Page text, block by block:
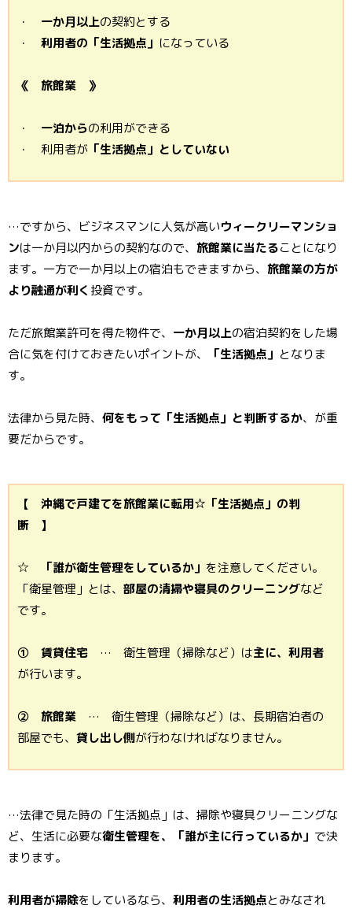
・ 一か月以上の契約とする
・ 利用者の「生活拠点」 になっている
《 旅館業 》
・ 一泊からの利用ができる
・ 利用者が 「生活拠点」としていない
…ですから、ビジネスマンに人気が高いウィークリーマンショ
ンは一か月以内からの契約なので、 旅館業に当たることになり
ます。一方で一か月以上の宿泊もできますから、 旅館業の方が
より融通が利く 投資です。
ただ旅館業許可を得た物件で、 一か月以上の宿泊契約をした場
合に気を付けておきたいポイントが、
「生活拠点」 となりま
す。
法律から見た時、 何をもって「生活拠点」と判断するか、が重
要だからです。
【 沖縄で戸建てを旅館業に転用☆「生活拠点」の判
断 】
☆ 「誰が衛生管理をしているか」 を注意してください。
「衛星管理」とは、 部屋の清掃や寝具のクリーニングなど
です。
① 賃貸住宅 … 衛生管理（掃除など）は主に、利用者
が行います。
② 旅館業 … 衛生管理（掃除など）は、長期宿泊者の
部屋でも、 貸し出し側が行わなければなりません。
…法律で見た時の「生活拠点」は、掃除や寝具クリーニングな
ど、生活に必要な衛生管理を、「誰が主に行っているか」 で決
まります。
利用者が掃除をしているなら、 利用者の生活拠点とみなされ